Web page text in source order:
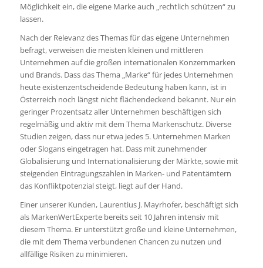
Möglichkeit ein, die eigene Marke auch „rechtlich schützen“ zu
lassen.
Nach der Relevanz des Themas für das eigene Unternehmen
befragt, verweisen die meisten kleinen und mittleren
Unternehmen auf die großen internationalen Konzernmarken
und Brands. Dass das Thema „Marke“ für jedes Unternehmen
heute existenzentscheidende Bedeutung haben kann, ist in
Österreich noch längst nicht flächendeckend bekannt. Nur ein
geringer Prozentsatz aller Unternehmen beschäftigen sich
regelmäßig und aktiv mit dem Thema Markenschutz. Diverse
Studien zeigen, dass nur etwa jedes 5. Unternehmen Marken
oder Slogans eingetragen hat. Dass mit zunehmender
Globalisierung und Internationalisierung der Märkte, sowie mit
steigenden Eintragungszahlen in Marken- und Patentämtern
das Konfliktpotenzial steigt, liegt auf der Hand.
Einer unserer Kunden, Laurentius J. Mayrhofer, beschäftigt sich
als MarkenWertExperte bereits seit 10 Jahren intensiv mit
diesem Thema. Er unterstützt große und kleine Unternehmen,
die mit dem Thema verbundenen Chancen zu nutzen und
allfällige Risiken zu minimieren.